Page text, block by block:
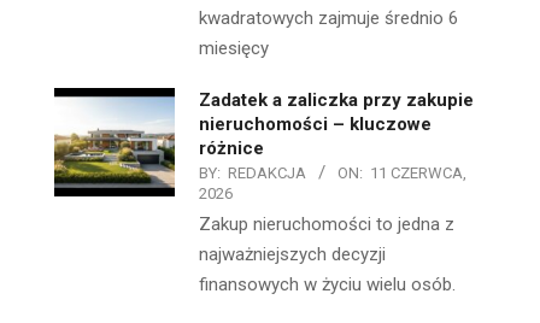
kwadratowych zajmuje średnio 6
miesięcy
Zadatek a zaliczka przy zakupie
nieruchomości – kluczowe
różnice
BY: REDAKCJA ON: 11 CZERWCA,
2026
Zakup nieruchomości to jedna z
najważniejszych decyzji
finansowych w życiu wielu osób.